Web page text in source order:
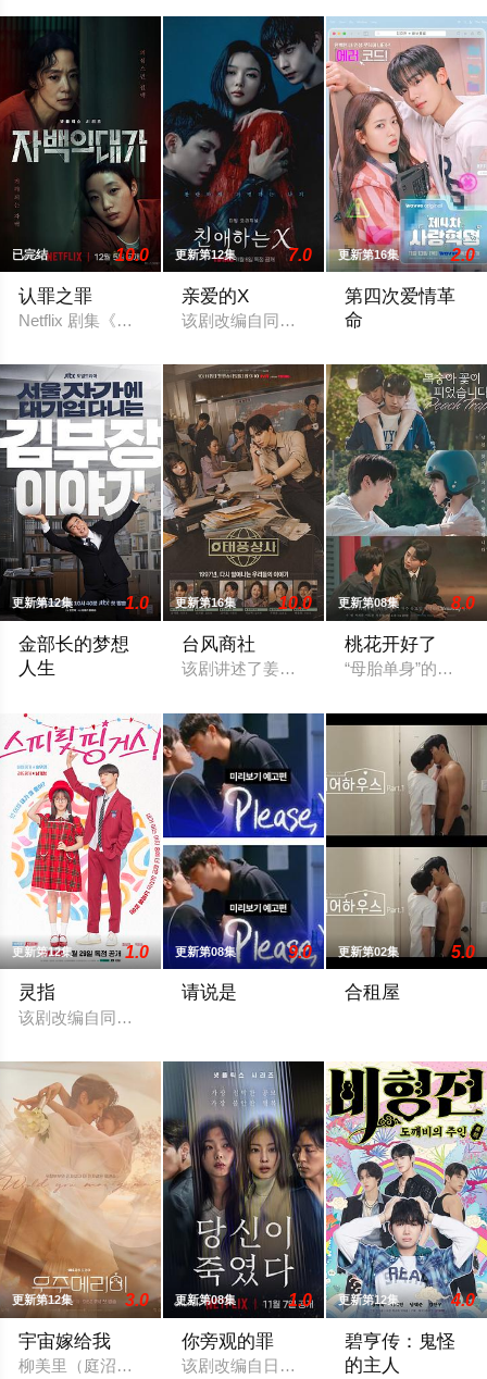
已完结 10.0
认罪之罪
Netflix 剧集《认罪之罪》是一部悬疑惊悚剧，讲述了被指控谋杀
更新第12集 7.0
亲爱的X
该剧改编自同名网络漫画《亲爱的 X》，
更新第16集 2.0
第四次爱情革
命
更新第12集 1.0
金部长的梦想
人生
更新第16集 10.0
台风商社
该剧讲述了姜台风（李俊昊 饰）的成长
更新第08集 8.0
桃花开好了
“母胎单身”的道河
更新第12集 1.0
灵指
该剧改编自同名网漫，讲述因为太在意周围人的眼光而无法诚实
更新第08集 9.0
请说是
更新第02集 5.0
合租屋
更新第12集 3.0
宇宙嫁给我
柳美里（庭沼珉 饰）刚跟未婚夫金宇宙解除婚约，却意外中了
更新第08集 1.0
你旁观的罪
该剧改编自日本小说《直美与加奈子》。
更新第12集 4.0
碧亨传：鬼怪
的主人